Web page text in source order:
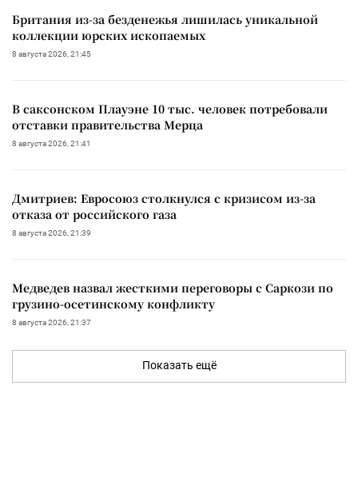
Британия из-за безденежья лишилась уникальной
коллекции юрских ископаемых
8 августа 2026, 21:45
В саксонском Плауэне 10 тыс. человек потребовали
отставки правительства Мерца
8 августа 2026, 21:41
Дмитриев: Евросоюз столкнулся с кризисом из-за
отказа от российского газа
8 августа 2026, 21:39
Медведев назвал жесткими переговоры с Саркози по
грузино-осетинскому конфликту
8 августа 2026, 21:37
Показать ещё